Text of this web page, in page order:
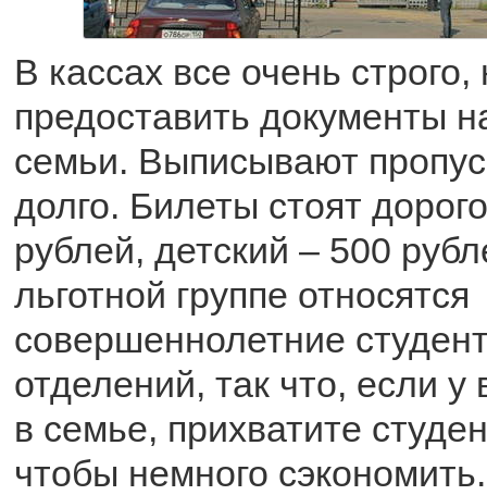
В кассах все очень
предоставить документы
семьи. Выписывают
долго. Билеты стоят
рублей, детский – 500
льготной группе относятся
совершеннолетние
отделений, так что, если у
в семье, прихватите
чтобы немного